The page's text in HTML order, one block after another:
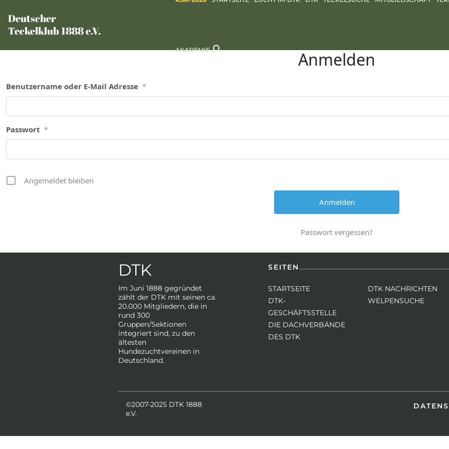
Deutscher
Teckelklub 1888 e.V.
AKADEMIE Anmelden
Benutzername oder E-Mail Adresse *
Passwort *
Angemeldet bleiben
Passwort vergessen?
DTK
Im Juni 1888 gegründet
zählt der DTK mit seinen ca.
20.000 Mitgliedern, die in
rund 300
Gruppen/Sektionen
integriert sind, zu den
ältesten
Hundezuchtvereinen in
Deutschland.
SEITEN
STARTSEITE
DTK-
GESCHÄFTSSTELLE
DIE DACHVERBÄNDE
DES DTK
DTK NACHRICHTEN
WELPENSUCHE
©2007-2025 DTK 1888
e.V.